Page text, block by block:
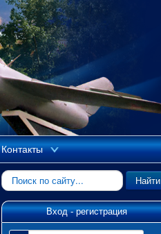
Контакты
Искать... Найти
Вход - регистрация